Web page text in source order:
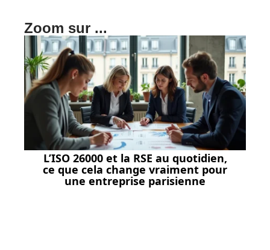
Zoom sur ...
L’ISO 26000 et la RSE au quotidien,
ce que cela change vraiment pour
une entreprise parisienne